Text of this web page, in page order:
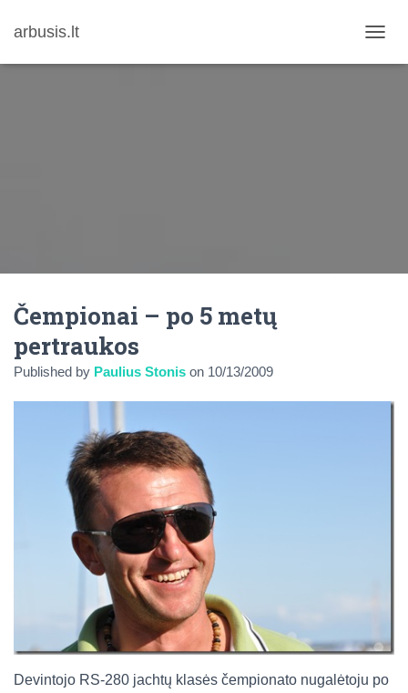
arbusis.lt
O
I
Čempionai – po 5 metų
pertraukos
Published by Paulius Stonis on 10/13/2009
Devintojo RS-280 jachtų klasės čempionato nugalėtoju po